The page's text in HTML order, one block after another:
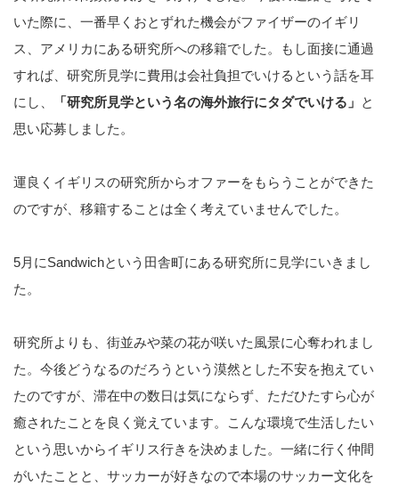
いた際に、一番早くおとずれた機会がファイザーのイギリ
ス、アメリカにある研究所への移籍でした。もし面接に通過
すれば、研究所見学に費用は会社負担でいけるという話を耳
にし、
「研究所見学という名の海外旅行にタダでいける」 と
思い応募しました。
運良くイギリスの研究所からオファーをもらうことができた
のですが、移籍することは全く考えていませんでした。
5月にSandwichという田舎町にある研究所に見学にいきまし
た。
研究所よりも、街並みや菜の花が咲いた風景に心奪われまし
た。今後どうなるのだろうという漠然とした不安を抱えてい
たのですが、滞在中の数日は気にならず、ただひたすら心が
癒されたことを良く覚えています。こんな環境で生活したい
という思いからイギリス行きを決めました。一緒に行く仲間
がいたことと、サッカーが好きなので本場のサッカー文化を